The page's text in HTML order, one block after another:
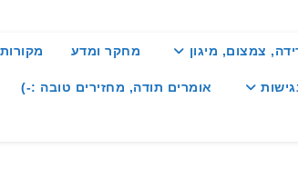
צמצום, מיגון מחקר ומדע
אומרים תודה, מחזירים טובה :-)